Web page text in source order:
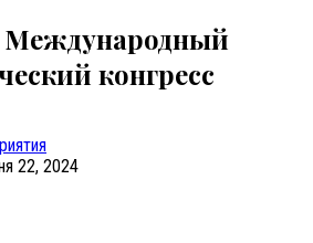
Международный
конгресс
22, 2024